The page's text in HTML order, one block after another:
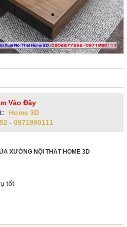
Vào Đây
Home 3D
- 0971990111
XƯỞNG NỘI THẤT HOME 3D
tốt